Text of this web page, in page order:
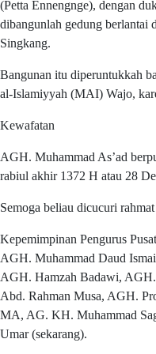
(Petta Ennengnge), dengan
dibangunlah gedung berlantai
Singkang.
Bangunan itu diperuntukkah
al-Islamiyyah (MAI) Wajo,
Kewafatan
AGH. Muhammad As’ad
rabiul akhir 1372 H atau 28
Semoga beliau dicucuri
Kepemimpinan Pengurus
AGH. Muhammad Daud
AGH. Hamzah Badawi,
Abd. Rahman Musa, AGH.
MA, AG. KH. Muhammad
Umar (sekarang).